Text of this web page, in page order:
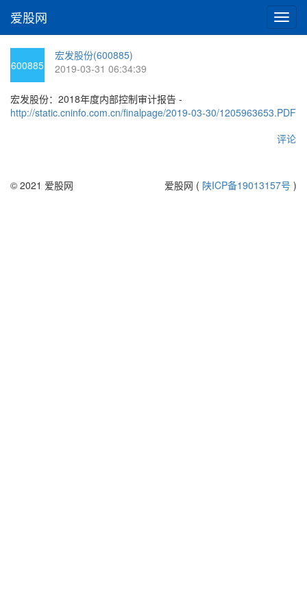
切
换
爱股网
600885
宏发股份(600885)
2019-03-31 06:34:39
宏发股份：2018年度内部控制审计报告 -
http://static.cninfo.com.cn/finalpage/2019-03-30/1205963653.PDF
评论
© 2021 爱股网 爱股网 ( 陕ICP备19013157号 )